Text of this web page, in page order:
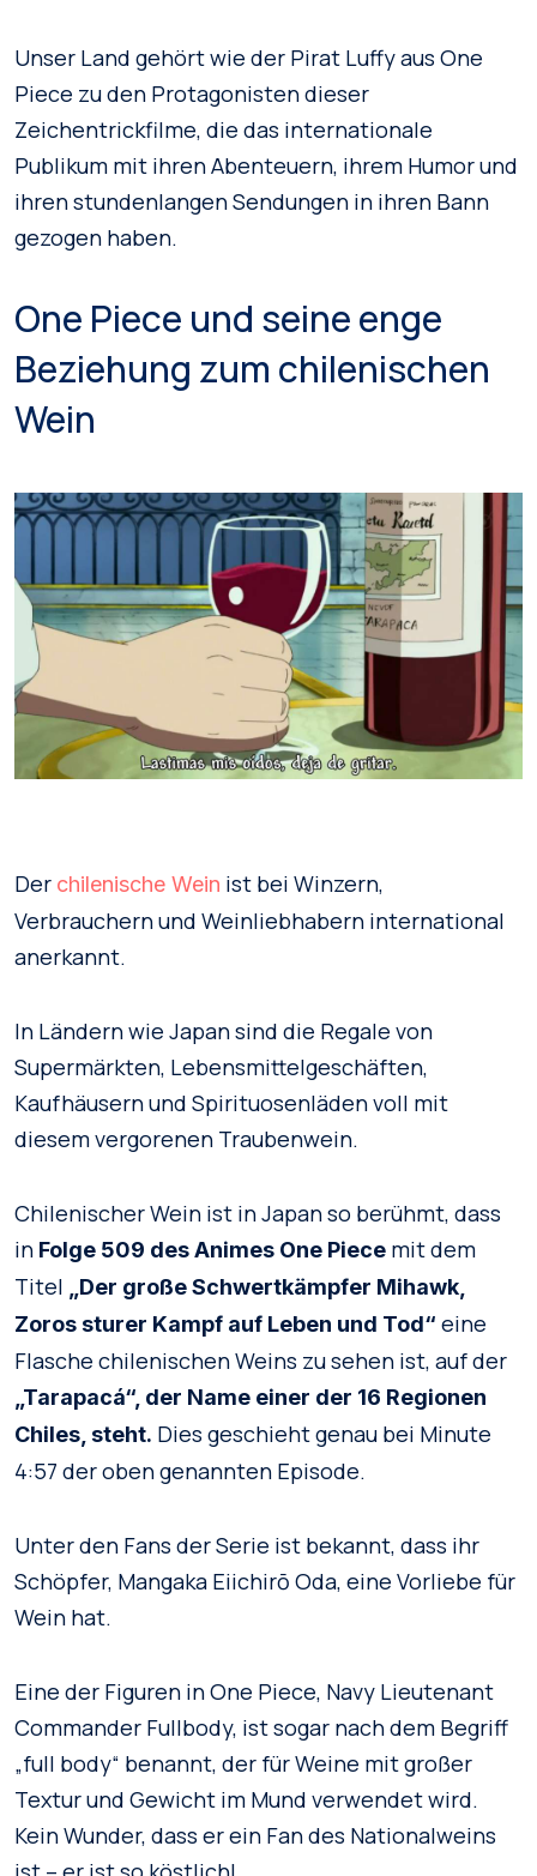
Unser Land gehört wie der Pirat Luffy aus One
Piece zu den Protagonisten dieser
Zeichentrickfilme, die das internationale
Publikum mit ihren Abenteuern, ihrem Humor und
ihren stundenlangen Sendungen in ihren Bann
gezogen haben.
One Piece und seine enge
Beziehung zum chilenischen
Wein
Der chilenische Wein ist bei Winzern,
Verbrauchern und Weinliebhabern international
anerkannt.
In Ländern wie Japan sind die Regale von
Supermärkten, Lebensmittelgeschäften,
Kaufhäusern und Spirituosenläden voll mit
diesem vergorenen Traubenwein.
Chilenischer Wein ist in Japan so berühmt, dass
in Folge 509 des Animes One Piece mit dem
Titel
„Der große Schwertkämpfer Mihawk,
Zoros sturer Kampf auf Leben und Tod“ eine
Flasche chilenischen Weins zu sehen ist, auf der
„Tarapacá“, der Name einer der 16 Regionen
Chiles, steht. Dies geschieht genau bei Minute
4:57 der oben genannten Episode.
Unter den Fans der Serie ist bekannt, dass ihr
Schöpfer, Mangaka Eiichirō Oda, eine Vorliebe für
Wein hat.
Eine der Figuren in One Piece, Navy Lieutenant
Commander Fullbody, ist sogar nach dem Begriff
„full body“ benannt, der für Weine mit großer
Textur und Gewicht im Mund verwendet wird.
Kein Wunder, dass er ein Fan des Nationalweins